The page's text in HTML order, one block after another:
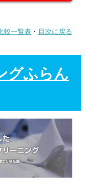
較一覧表 ・ 目次に戻る
グふらん